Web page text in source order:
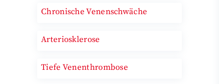
Chronische Venenschwäche
Arteriosklerose
Tiefe Venenthrombose